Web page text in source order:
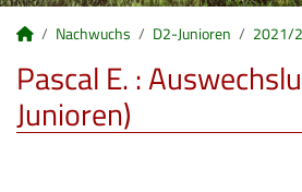
Nachwuchs D2-Junioren 2021/
Pascal E. :
Junioren)